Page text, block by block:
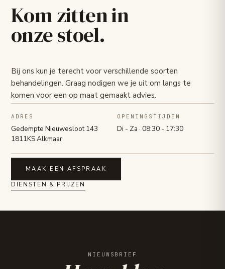
Kom zitten in
onze stoel.
Bij ons kun je terecht voor verschillende soorten
behandelingen. Graag nodigen we je uit om langs te
komen voor een op maat gemaakt advies.
ADRES
Gedempte Nieuwesloot 143
1811KS Alkmaar
OPENINGSTIJDEN
Di - Za · 08:30 - 17:30
MAAK EEN AFSPRAAK
DIENSTEN & PRIJZEN
NIEUWSBRIEF